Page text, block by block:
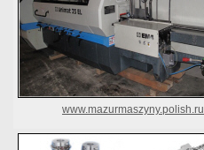
www.mazurmaszyny.polish.ru